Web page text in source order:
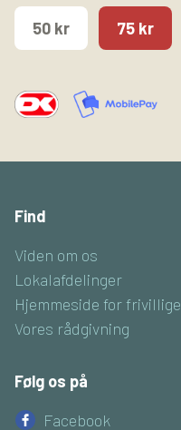
50 kr 75 kr
Find
Viden om os
Lokalafdelinger
Hjemmeside for frivillige
Vores rådgivning
Følg os på
Facebook